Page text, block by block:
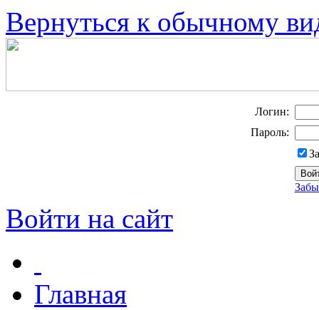
Вернуться к обычному
Логин:
Пароль:
Войти на сайт
Главная